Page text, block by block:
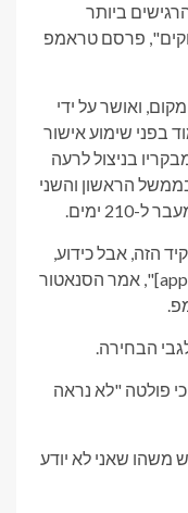
הרגישים ביותר
פרסם טראמפ
ואושר על ידי
בפני שימוע אישור
בניצול לרעה
הראשון והשני
ימים.
הזה, אבל כידוע,
לסנאט אין תפקיד במשחק [appointments]", אמר הסנאטור
הבחירה.
פולטה "לא נראה
משהו שאני לא יודע